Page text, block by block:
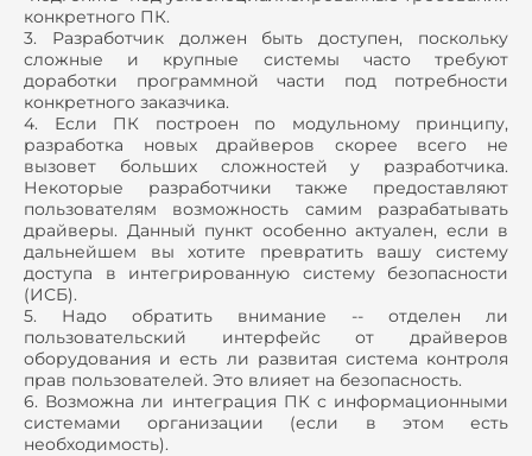
конкретного ПК.
3. Разработчик должен быть доступен, поскольку
сложные и крупные системы часто требуют
доработки программной части под потребности
конкретного заказчика.
4. Если ПК построен по модульному принципу,
разработка новых драйверов скорее всего не
вызовет больших сложностей у разработчика.
Некоторые разработчики также предоставляют
пользователям возможность самим разрабатывать
драйверы. Данный пункт особенно актуален, если в
дальнейшем вы хотите превратить вашу систему
доступа в интегрированную систему безопасности
(ИСБ).
5. Надо обратить внимание -- отделен ли
пользовательский интерфейс от драйверов
оборудования и есть ли развитая система контроля
прав пользователей. Это влияет на безопасность.
6. Возможна ли интеграция ПК с информационными
системами организации (если в этом есть
необходимость).